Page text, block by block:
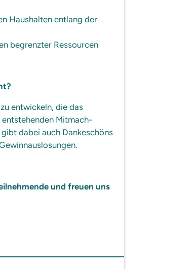
Haushalten entlang der
begrenzter Ressourcen
entwickeln, die das
Mitmach-
dabei auch Dankeschöns
und freuen uns